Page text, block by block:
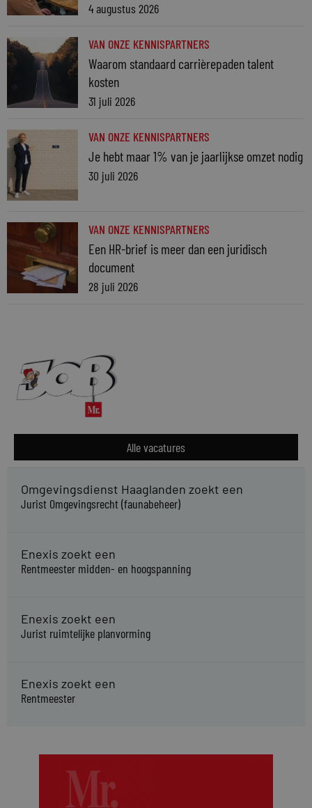
4 augustus 2026
VAN ONZE KENNISPARTNERS
Waarom standaard carrièrepaden talent
kosten
31 juli 2026
VAN ONZE KENNISPARTNERS
Je hebt maar 1% van je jaarlijkse omzet nodig
30 juli 2026
VAN ONZE KENNISPARTNERS
Een HR-brief is meer dan een juridisch
document
28 juli 2026
Alle vacatures
Omgevingsdienst Haaglanden zoekt een
Jurist Omgevingsrecht (faunabeheer)
Enexis zoekt een
Rentmeester midden- en hoogspanning
Enexis zoekt een
Jurist ruimtelijke planvorming
Enexis zoekt een
Rentmeester